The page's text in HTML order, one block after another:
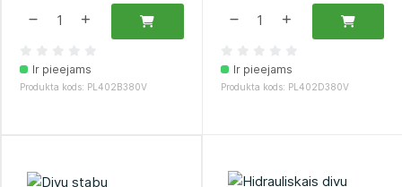
Ir pieejams
Produkta kods: PL402B380V
Ir pieejams
Produkta kods: PL402D380V